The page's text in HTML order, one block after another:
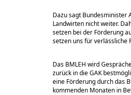
Dazu sagt Bundesminister
Landwirten nicht weiter.
setzen bei der Förderung
setzen uns für verlässliche
Das BMLEH wird
zurück in die GAK
eine Förderung durch das
kommenden Monaten in